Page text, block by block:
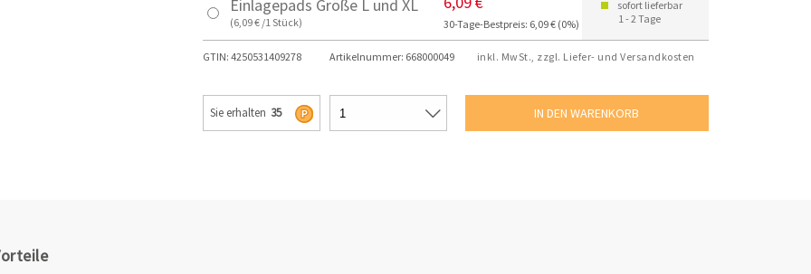
Einlagepads Größe L und XL
(6,09 € /1 Stück) 30-Tage-Bestpreis: 6,09 € (0%)
sofort lieferbar
1 - 2 Tage
GTIN: 4250531409278 Artikelnummer: 668000049 inkl. MwSt., zzgl. Liefer- und Versandkosten
Sie erhalten 35